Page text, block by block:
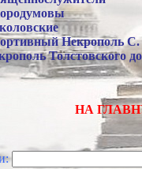
Некрополь С.
Толстовского
НА